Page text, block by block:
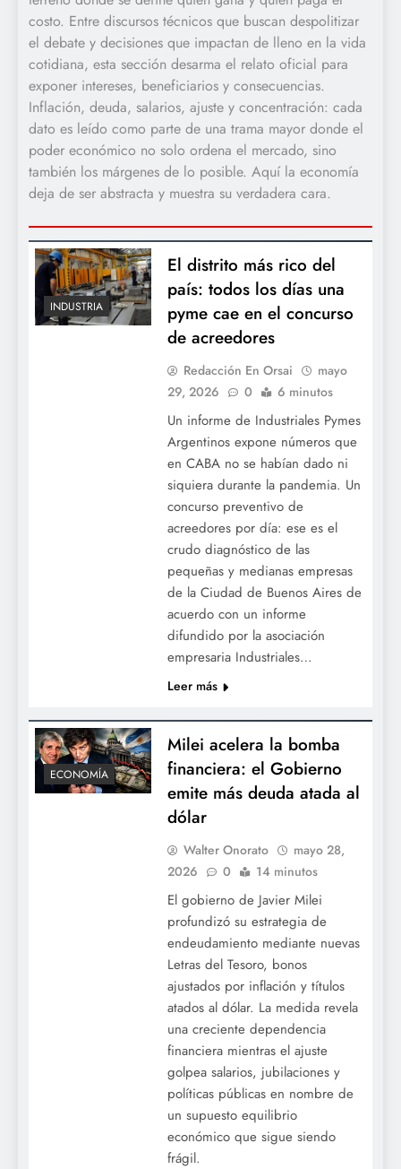
costo. Entre discursos técnicos que buscan despolitizar
el debate y decisiones que impactan de lleno en la vida
cotidiana, esta sección desarma el relato oficial para
exponer intereses, beneficiarios y consecuencias.
Inflación, deuda, salarios, ajuste y concentración: cada
dato es leído como parte de una trama mayor donde el
poder económico no solo ordena el mercado, sino
también los márgenes de lo posible. Aquí la economía
deja de ser abstracta y muestra su verdadera cara.
INDUSTRIA
El distrito más rico del
país: todos los días una
pyme cae en el concurso
de acreedores
Redacción En Orsai
mayo
29, 2026
0 6 minutos
Un informe de Industriales Pymes
Argentinos expone números que
en CABA no se habían dado ni
siquiera durante la pandemia. Un
concurso preventivo de
acreedores por día: ese es el
crudo diagnóstico de las
pequeñas y medianas empresas
de la Ciudad de Buenos Aires de
acuerdo con un informe
difundido por la asociación
empresaria Industriales…
Leer más
ECONOMÍA
Milei acelera la bomba
financiera: el Gobierno
emite más deuda atada al
dólar
Walter Onorato
mayo 28,
2026
0 14 minutos
El gobierno de Javier Milei
profundizó su estrategia de
endeudamiento mediante nuevas
Letras del Tesoro, bonos
ajustados por inflación y títulos
atados al dólar. La medida revela
una creciente dependencia
financiera mientras el ajuste
golpea salarios, jubilaciones y
políticas públicas en nombre de
un supuesto equilibrio
económico que sigue siendo
frágil.